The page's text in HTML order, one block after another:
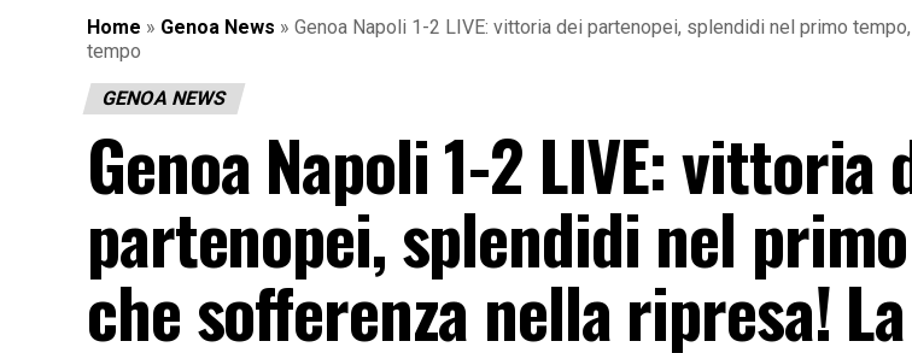
Home » Genoa News » Genoa Napoli 1-2 LIVE: vittoria dei partenopei, splendidi nel primo
tempo
GENOA NEWS
Genoa Napoli 1-2 LIVE: vittoria
partenopei, splendidi nel
che sofferenza nella ripresa!